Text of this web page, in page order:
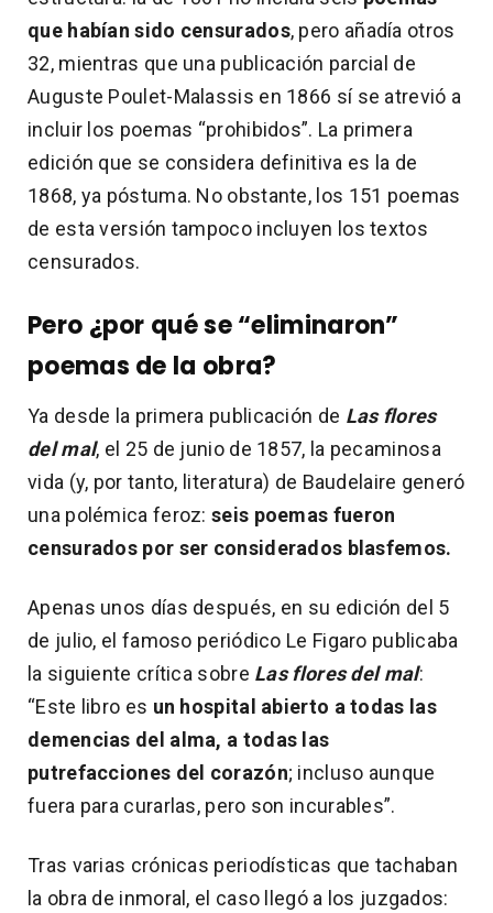
que habían sido censurados, pero añadía otros
32, mientras que una publicación parcial de
Auguste Poulet-Malassis en 1866 sí se atrevió a
incluir los poemas “prohibidos”. La primera
edición que se considera definitiva es la de
1868, ya póstuma. No obstante, los 151 poemas
de esta versión tampoco incluyen los textos
censurados.
Pero ¿por qué se “eliminaron”
poemas de la obra?
Ya desde la primera publicación de Las flores
del mal, el 25 de junio de 1857, la pecaminosa
vida (y, por tanto, literatura) de Baudelaire generó
una polémica feroz:seis poemas fueron
censurados por ser considerados blasfemos.
Apenas unos días después, en su edición del 5
de julio, el famoso periódico Le Figaro publicaba
la siguiente crítica sobre Las flores del mal:
“Este libro es un hospital abierto a todas las
demencias del alma, a todas las
putrefacciones del corazón; incluso aunque
fuera para curarlas, pero son incurables”.
Tras varias crónicas periodísticas que tachaban
la obra de inmoral, el caso llegó a los juzgados: